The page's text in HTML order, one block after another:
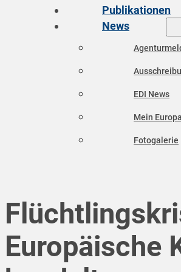
Publikationen
News
EDI News
Mein Europa
Fotogalerie
Europäische